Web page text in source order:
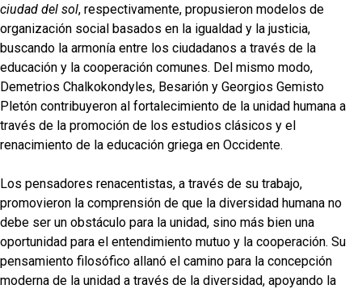
ciudad del sol, respectivamente, propusieron modelos de
organización social basados en la igualdad y la justicia,
buscando la armonía entre los ciudadanos a través de la
educación y la cooperación comunes. Del mismo modo,
Demetrios Chalkokondyles, Besarión y Georgios Gemisto
Pletón contribuyeron al fortalecimiento de la unidad humana a
través de la promoción de los estudios clásicos y el
renacimiento de la educación griega en Occidente.
Los pensadores renacentistas, a través de su trabajo,
promovieron la comprensión de que la diversidad humana no
debe ser un obstáculo para la unidad, sino más bien una
oportunidad para el entendimiento mutuo y la cooperación. Su
pensamiento filosófico allanó el camino para la concepción
moderna de la unidad a través de la diversidad, apoyando la